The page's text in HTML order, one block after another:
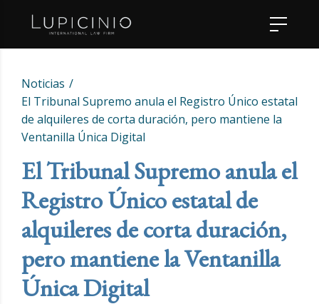
Noticias
El Tribunal Supremo anula el Registro Único estatal
de alquileres de corta duración, pero mantiene la
Ventanilla Única Digital
El Tribunal Supremo anula el
Registro Único estatal de
alquileres de corta duración,
pero mantiene la Ventanilla
Única Digital